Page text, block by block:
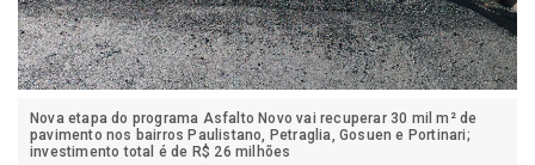
Nova etapa do programa Asfalto Novo vai recuperar 30 mil m² de
pavimento nos bairros Paulistano, Petraglia, Gosuen e Portinari;
investimento total é de R$ 26 milhões